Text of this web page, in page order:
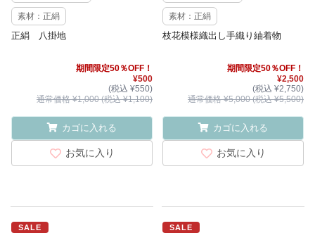
素材：正絹
正絹 八掛地
期間限定50％OFF！
¥500
(税込 ¥550)
通常価格 ¥1,000 (税込 ¥1,100)
カゴに入れる
お気に入り
素材：正絹
枝花模様織出し手織り紬着物
期間限定50％OFF！
¥2,500
(税込 ¥2,750)
通常価格 ¥5,000 (税込 ¥5,500)
カゴに入れる
お気に入り
SALE SALE